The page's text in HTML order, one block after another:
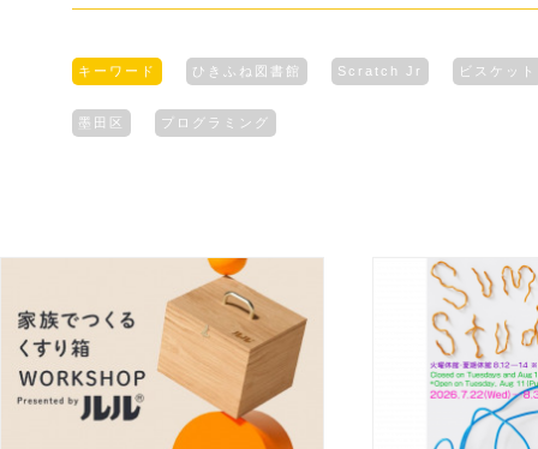
キーワード ひきふね図書館 Scratch Jr ビスケット
墨田区 プログラミング